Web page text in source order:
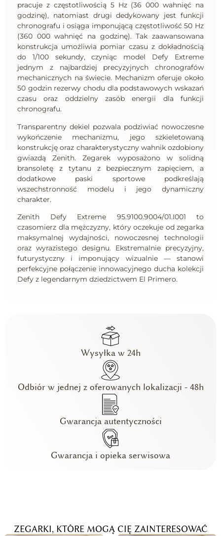
pracuje z częstotliwością 5 Hz (36 000 wahnięć na
godzinę), natomiast drugi dedykowany jest funkcji
chronografu i osiąga imponującą częstotliwość 50 Hz
(360 000 wahnięć na godzinę). Tak zaawansowana
konstrukcja umożliwia pomiar czasu z dokładnością
do 1/100 sekundy, czyniąc model Defy Extreme
jednym z najbardziej precyzyjnych chronografów
mechanicznych na świecie. Mechanizm oferuje około
50 godzin rezerwy chodu dla podstawowych wskazań
czasu oraz oddzielny zasób energii dla funkcji
chronografu.
Transparentny dekiel pozwala podziwiać nowoczesne
wykończenie mechanizmu, jego szkieletowaną
konstrukcję oraz charakterystyczny wahnik ozdobiony
gwiazdą Zenith. Zegarek wyposażono w solidną
bransoletę z tytanu z bezpiecznym zapięciem, a
dodatkowe paski sportowe podkreślają
wszechstronność modelu i jego dynamiczny
charakter.
Zenith Defy Extreme 95.9100.9004/01.I001 to
czasomierz dla mężczyzny, który oczekuje od zegarka
maksymalnej wydajności, nowoczesnej technologii
oraz wyrazistego designu. Ekstremalnie precyzyjny,
futurystyczny i imponujący wizualnie — stanowi
perfekcyjne połączenie innowacyjnego ducha kolekcji
Defy z legendarnym dziedzictwem El Primero.
Wysyłka w 24h
Odbiór w jednej z oferowanych lokalizacji - 48h
Gwarancja autentyczności
Gwarancja i opieka serwisowa
ZEGARKI, KTÓRE MOGĄ CIĘ ZAINTERESOWAĆ